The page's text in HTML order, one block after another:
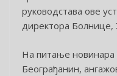
руководстава ове
директора
На питање новинара
Београђанин,